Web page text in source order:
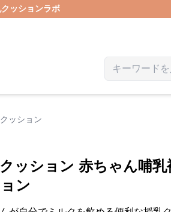
ッションラボ
ッション
ッション 赤ちゃん哺乳
ン